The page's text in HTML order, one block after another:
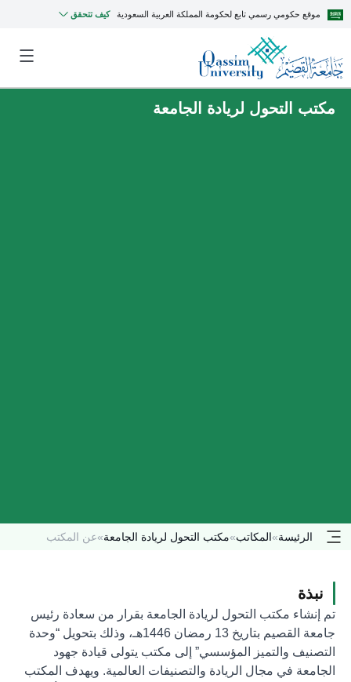
موقع حكومي رسمي تابع لحكومة المملكة العربية السعودية كيف تتحقق
مكتب التحول لريادة الجامعة
الرئيسة»المكاتب»مكتب التحول لريادة الجامعة»عن المكتب
نبذة
تم إنشاء مكتب التحول لريادة الجامعة بقرار من سعادة رئيس
جامعة القصيم بتاريخ 13 رمضان 1446هـ، وذلك بتحويل “وحدة
التصنيف والتميز المؤسسي” إلى مكتب يتولى قيادة جهود
الجامعة في مجال الريادة والتصنيفات العالمية. ويهدف المكتب